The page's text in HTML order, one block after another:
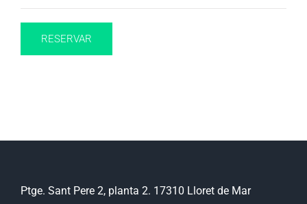
RESERVAR
Ptge. Sant Pere 2, planta 2. 17310 Lloret de Mar